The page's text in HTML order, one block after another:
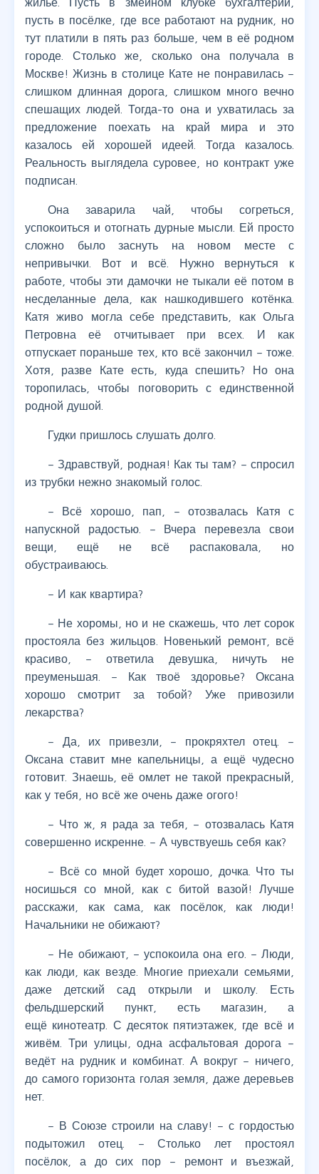
пусть в посёлке, где все работают на рудник, но
тут платили в пять раз больше, чем в её родном
городе. Столько же, сколько она получала в
Москве! Жизнь в столице Кате не понравилась –
слишком длинная дорога, слишком много вечно
спешащих людей. Тогда-то она и ухватилась за
предложение поехать на край мира и это
казалось ей хорошей идеей. Тогда казалось.
Реальность выглядела суровее, но контракт уже
подписан.
Она заварила чай, чтобы согреться,
успокоиться и отогнать дурные мысли. Ей просто
сложно было заснуть на новом месте с
непривычки. Вот и всё. Нужно вернуться к
работе, чтобы эти дамочки не тыкали её потом в
несделанные дела, как нашкодившего котёнка.
Катя живо могла себе представить, как Ольга
Петровна её отчитывает при всех. И как
отпускает пораньше тех, кто всё закончил – тоже.
Хотя, разве Кате есть, куда спешить? Но она
торопилась, чтобы поговорить с единственной
родной душой.
Гудки пришлось слушать долго.
– Здравствуй, родная! Как ты там? – спросил
из трубки нежно знакомый голос.
– Всё хорошо, пап, – отозвалась Катя с
напускной радостью. – Вчера перевезла свои
вещи, ещё не всё распаковала, но
обустраиваюсь.
– И как квартира?
– Не хоромы, но и не скажешь, что лет сорок
простояла без жильцов. Новенький ремонт, всё
красиво, – ответила девушка, ничуть не
преуменьшая. – Как твоё здоровье? Оксана
хорошо смотрит за тобой? Уже привозили
лекарства?
– Да, их привезли, – прокряхтел отец. –
Оксана ставит мне капельницы, а ещё чудесно
готовит. Знаешь, её омлет не такой прекрасный,
как у тебя, но всё же очень даже огого!
– Что ж, я рада за тебя, – отозвалась Катя
совершенно искренне. – А чувствуешь себя как?
– Всё со мной будет хорошо, дочка. Что ты
носишься со мной, как с битой вазой! Лучше
расскажи, как сама, как посёлок, как люди!
Начальники не обижают?
– Не обижают, – успокоила она его. – Люди,
как люди, как везде. Многие приехали семьями,
даже детский сад открыли и школу. Есть
фельдшерский пункт, есть магазин, а
ещё кинотеатр. С десяток пятиэтажек, где всё и
живём. Три улицы, одна асфальтовая дорога –
ведёт на рудник и комбинат. А вокруг – ничего,
до самого горизонта голая земля, даже деревьев
нет.
– В Союзе строили на славу! – с гордостью
подытожил отец. – Столько лет простоял
посёлок, а до сих пор – ремонт и въезжай,